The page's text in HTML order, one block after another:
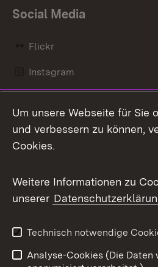
Social Media
Flickr
Instagram
Mastodon
Messenger
Social Wall
X / Twitter
Youtube
Um unsere Webseite für Sie
und verbessern zu können,
Cookies.
Weitere Informationen zu
unserer
Technisch notwendige
Analyse-Cookies (Die